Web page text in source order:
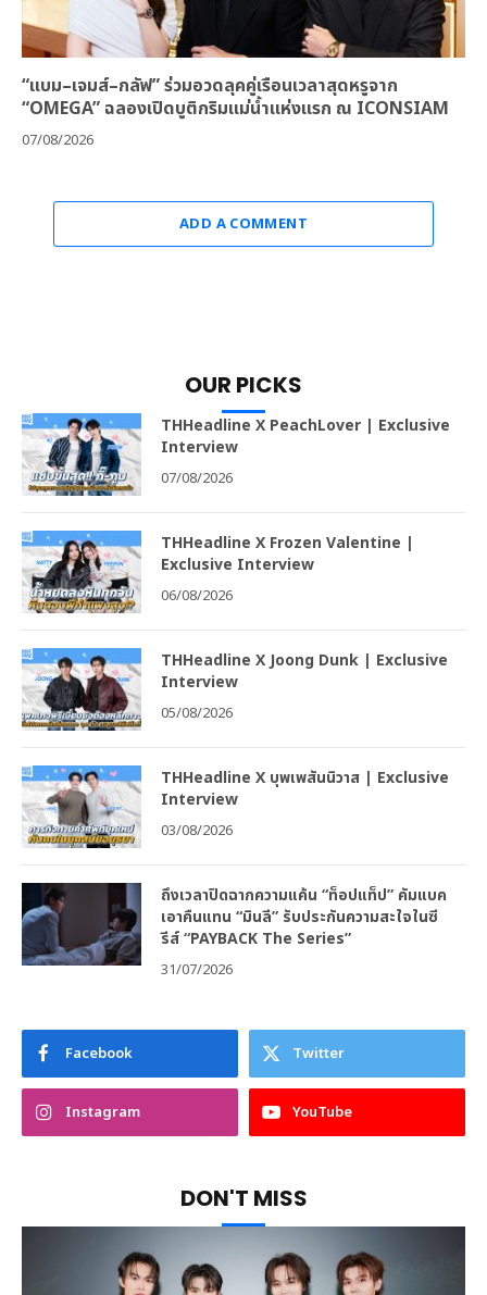
“แบม–เจมส์–กลัฟ” ร่วมอวดลุคคู่เรือนเวลาสุดหรูจาก
“OMEGA” ฉลองเปิดบูติกริมแม่น้ำแห่งแรก ณ ICONSIAM
07/08/2026
ADD A COMMENT
OUR PICKS
THHeadline X PeachLover | Exclusive
Interview
07/08/2026
THHeadline X Frozen Valentine |
Exclusive Interview
06/08/2026
THHeadline X Joong Dunk | Exclusive
Interview
05/08/2026
THHeadline X บุพเพสันนิวาส | Exclusive
Interview
03/08/2026
ถึงเวลาปิดฉากความแค้น “ท็อปแท็ป” คัมแบค
เอาคืนแทน “มินลี” รับประกันความสะใจในซี
รีส์ “PAYBACK The Series”
31/07/2026
Facebook Twitter
Instagram YouTube
DON'T MISS